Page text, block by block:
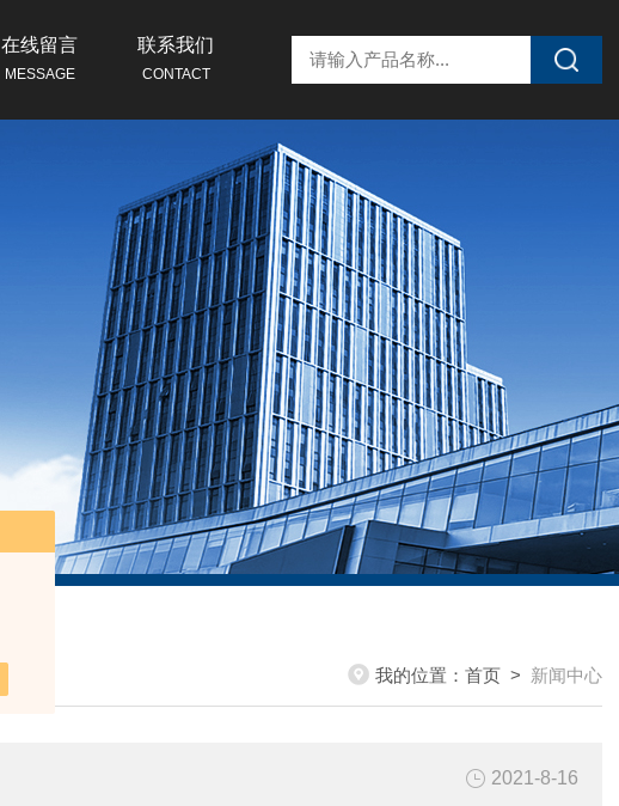
在线留言
MESSAGE
联系我们
CONTACT
我的位置： 首页 > 新闻中心
2021-8-16